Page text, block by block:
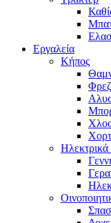
Εργαλεία
Κήπος
Ηλεκτρικά